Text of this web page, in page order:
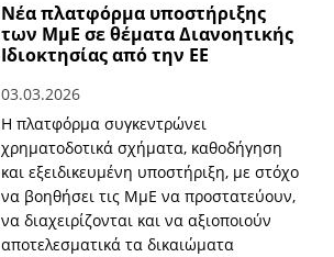
Νέα πλατφόρμα υποστήριξης
των ΜμΕ σε θέματα Διανοητικής
Ιδιοκτησίας από την ΕΕ
03.03.2026
Η πλατφόρμα συγκεντρώνει
χρηματοδοτικά σχήματα, καθοδήγηση
και εξειδικευμένη υποστήριξη, με στόχο
να βοηθήσει τις ΜμΕ να προστατεύουν,
να διαχειρίζονται και να αξιοποιούν
αποτελεσματικά τα δικαιώματα